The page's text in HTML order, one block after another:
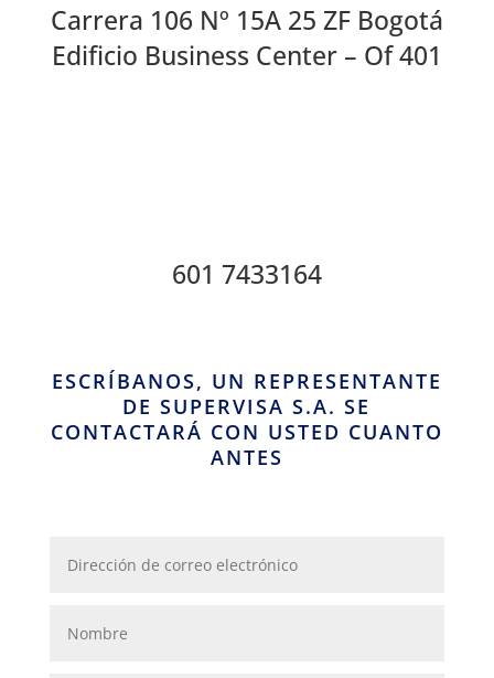
Carrera 106 Nº 15A 25 ZF Bogotá
Edificio Business Center – Of 401
601 7433164
ESCRÍBANOS, UN REPRESENTANTE
DE SUPERVISA S.A. SE
CONTACTARÁ CON USTED CUANTO
ANTES